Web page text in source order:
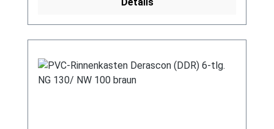
modernen Systemen nicht kompatibel ist. Bei
Schreiben Sie uns hierzu gerne über
unser Kontaktformular oder per E-Mail
Details